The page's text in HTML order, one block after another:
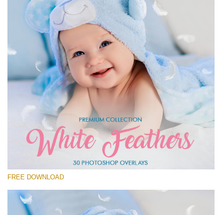
कृपया चुने
Free Feather Overlay #20
Small 800*600px
White Feathers
(30 Overlays)
Fairy Tale (344 Overlays)
FREE DOWNLOAD